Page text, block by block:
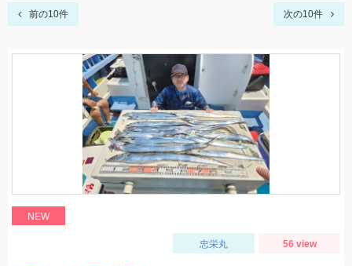
前の10件 次の10件
NEW
忠栄丸 56 view